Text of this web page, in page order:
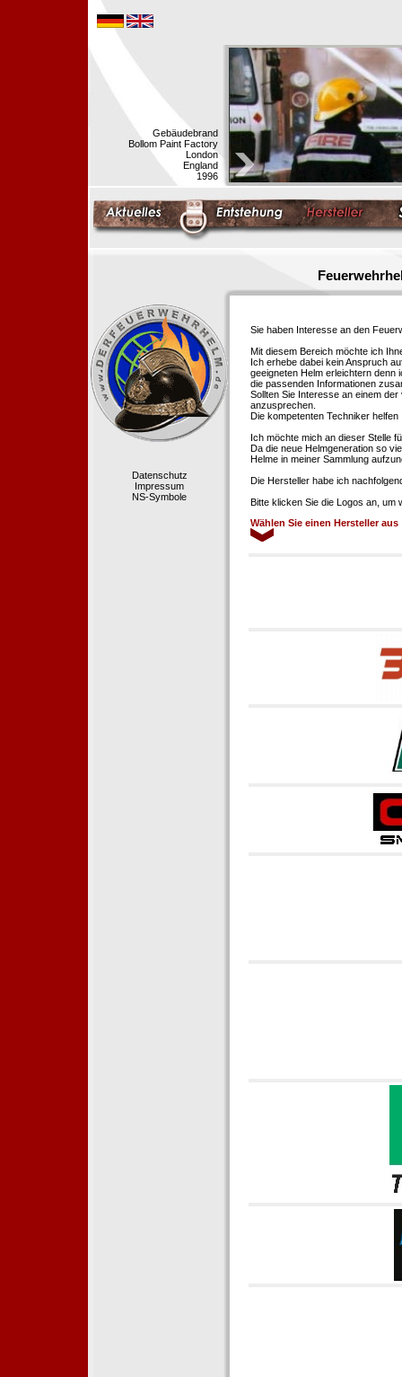
Gebäudebrand
Bollom Paint Factory
London
England
1996
Datenschutz
Impressum
NS-Symbole
Sie haben Interesse an den
Mit diesem Bereich möchte ich
Ich erhebe dabei kein Anspruch
geeigneten Helm erleichtern
die passenden Informationen
Sollten Sie Interesse an einem
anzusprechen.
Die kompetenten Techniker
Ich möchte mich an dieser Stelle
Da die neue Helmgeneration so
Helme in meiner Sammlung
Die Hersteller habe ich
Bitte klicken Sie die Logos an, um
Wählen Sie einen Hersteller aus